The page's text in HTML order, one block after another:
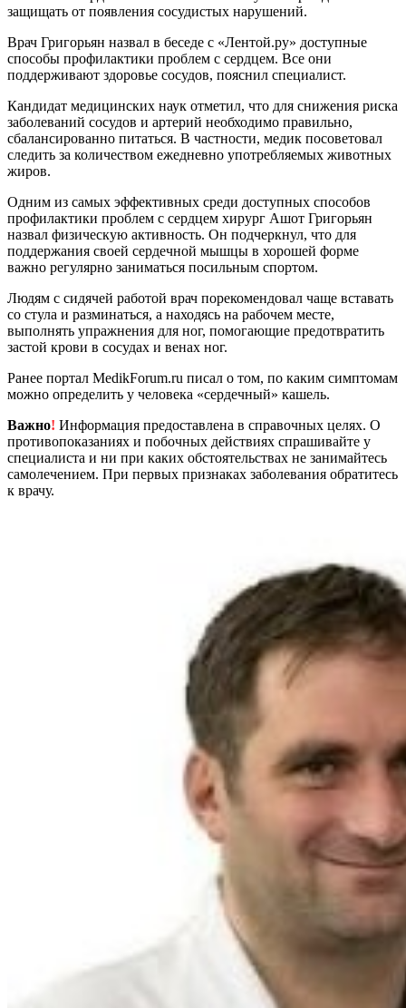
защищать от появления сосудистых нарушений.
Врач Григорьян назвал в беседе с «Лентой.ру» доступные
способы профилактики проблем с сердцем. Все они
поддерживают здоровье сосудов, пояснил специалист.
Кандидат медицинских наук отметил, что для снижения риска
заболеваний сосудов и артерий необходимо правильно,
сбалансированно питаться. В частности, медик посоветовал
следить за количеством ежедневно употребляемых животных
жиров.
Одним из самых эффективных среди доступных способов
профилактики проблем с сердцем хирург Ашот Григорьян
назвал физическую активность. Он подчеркнул, что для
поддержания своей сердечной мышцы в хорошей форме
важно регулярно заниматься посильным спортом.
Людям с сидячей работой врач порекомендовал чаще вставать
со стула и разминаться, а находясь на рабочем месте,
выполнять упражнения для ног, помогающие предотвратить
застой крови в сосудах и венах ног.
Ранее портал MedikForum.ru писал о том, по каким симптомам
можно определить у человека «сердечный» кашель.
Важно! Информация предоставлена в справочных целях. О
противопоказаниях и побочных действиях спрашивайте у
специалиста и ни при каких обстоятельствах не занимайтесь
самолечением. При первых признаках заболевания обратитесь
к врачу.